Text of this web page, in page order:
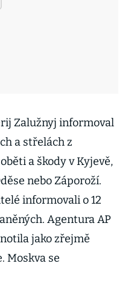
Zalužnyj informoval
a střelách z
a škody v Kyjevě,
nebo Záporoží.
informovali o 12
Agentura AP
jako zřejmě
Moskva se